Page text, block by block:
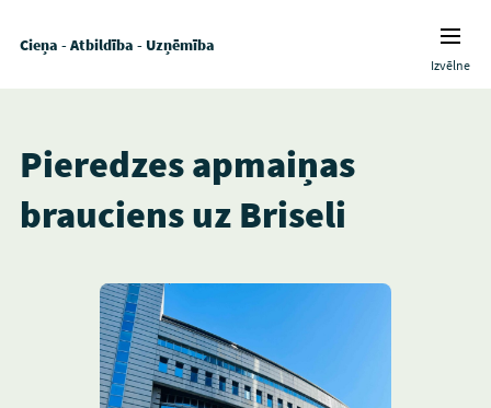
Cieņa - Atbildība - Uzņēmība
Izvēlne
Pieredzes apmaiņas
brauciens uz Briseli